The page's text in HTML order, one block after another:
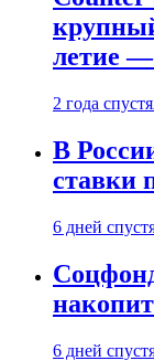
летие
2 года спустя
В
ставки
6 дней
6 дней